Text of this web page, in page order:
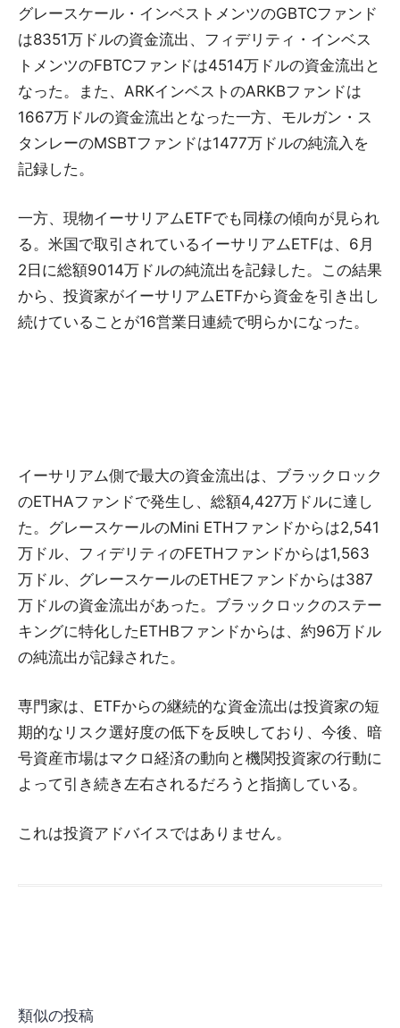
グレースケール・インベストメンツのGBTCファンド
は8351万ドルの資金流出、フィデリティ・インベス
トメンツのFBTCファンドは4514万ドルの資金流出と
なった。また、ARKインベストのARKBファンドは
1667万ドルの資金流出となった一方、モルガン・ス
タンレーのMSBTファンドは1477万ドルの純流入を
記録した。
一方、現物イーサリアムETFでも同様の傾向が見られ
る。米国で取引されているイーサリアムETFは、6月
2日に総額9014万ドルの純流出を記録した。この結果
から、投資家がイーサリアムETFから資金を引き出し
続けていることが16営業日連続で明らかになった。
イーサリアム側で最大の資金流出は、ブラックロック
のETHAファンドで発生し、総額4,427万ドルに達し
た。グレースケールのMini ETHファンドからは2,541
万ドル、フィデリティのFETHファンドからは1,563
万ドル、グレースケールのETHEファンドからは387
万ドルの資金流出があった。ブラックロックのステー
キングに特化したETHBファンドからは、約96万ドル
の純流出が記録された。
専門家は、ETFからの継続的な資金流出は投資家の短
期的なリスク選好度の低下を反映しており、今後、暗
号資産市場はマクロ経済の動向と機関投資家の行動に
よって引き続き左右されるだろうと指摘している。
これは投資アドバイスではありません。
類似の投稿